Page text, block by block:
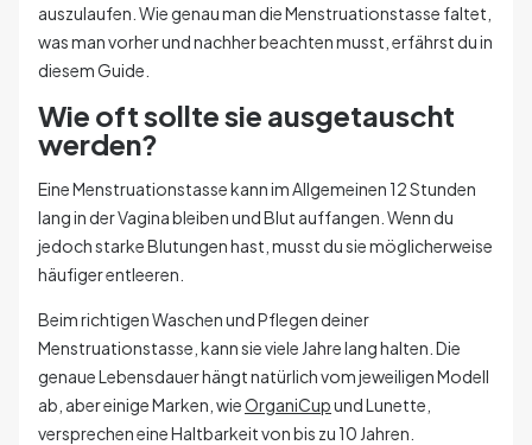
auszulaufen. Wie genau man die Menstruationstasse faltet,
was man vorher und nachher beachten musst, erfährst du in
diesem Guide.
Wie oft sollte sie ausgetauscht
werden?
Eine Menstruationstasse kann im Allgemeinen 12 Stunden
lang in der Vagina bleiben und Blut auffangen. Wenn du
jedoch starke Blutungen hast, musst du sie möglicherweise
häufiger entleeren.
Beim richtigen Waschen und Pflegen deiner
Menstruationstasse, kann sie viele Jahre lang halten. Die
genaue Lebensdauer hängt natürlich vom jeweiligen Modell
ab, aber einige Marken, wieOrganiCupund Lunette,
versprechen eine Haltbarkeit von bis zu 10 Jahren.